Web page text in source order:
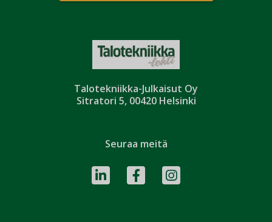
Talotekniikka-Julkaisut Oy
Sitratori 5, 00420 Helsinki
Seuraa meitä